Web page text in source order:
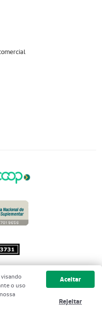
Unimed do
reservados
visando
o uso
Aceitar
Rejeitar